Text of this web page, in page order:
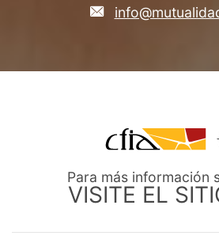
Para más información
VISITE EL